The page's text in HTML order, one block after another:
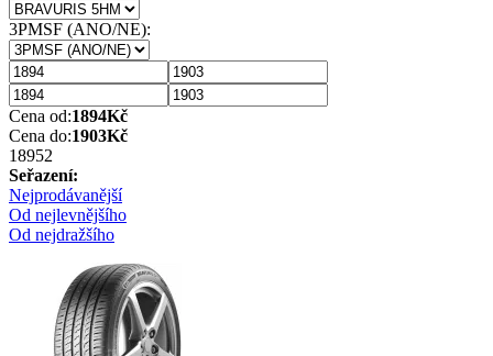
3PMSF (ANO/NE):
Cena od:1894Kč
Cena do:1903Kč
18952
Seřazení:
Nejprodávanější
Od nejlevnějšího
Od nejdražšího